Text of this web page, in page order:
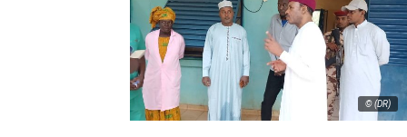
© (DR)